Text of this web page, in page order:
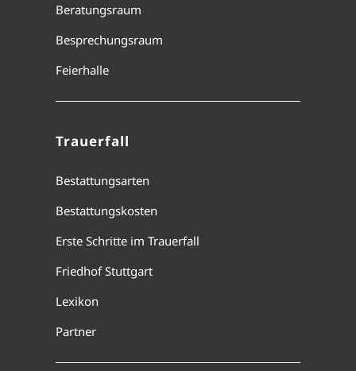
Beratungsraum
Besprechungsraum
Feierhalle
Trauerfall
Bestattungsarten
Bestattungskosten
Erste Schritte im Trauerfall
Friedhof Stuttgart
Lexikon
Partner